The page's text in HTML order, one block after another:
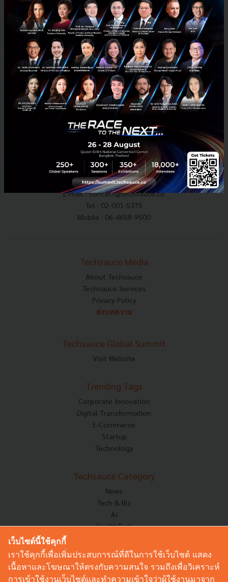
สาระจาก WWDC2022 : Apple ลงลึกอุตสาหกรรมยานยนต์
กับบทบาทผู้ผลิต CarOS
การประกาศ The Next Generatio of CarPlay ของ Apple ถือเป็นการ
อัพเกรดซอฟต์แวร์ครั้งสำคัญนอกเหนือจาก OS ในอุปกรณ์เดิมไปสู่อุตสาห
กรรมอื่นๆ ที่แตกต่างออกไป เป็นไปได้หรือไม่ว่าการลงลึกใน...
มิถุนายน 8, 2022 | ByPimchaya Pamornpol
News Tech & Biz WWDC CarOS IOS16 apple
E-mail :contact@techsauce.co
Tel : 02-001-5375
Mobile : 06-4658-9500
Techsauce Media
About Techsauce
Techsauce Services
Privacy Policy
ส่งบทความ
Techsauce Global Summit
Visit Website
Trending Tags
Corporate Innovation
Digital Transformation
E-Commerce
Startup
Technology
Techsauce Category
News
Tech & Biz
AI
HealthTech
Corp Innov
Saucy Thoughts
Based On
เว็บไซต์นี้ใช้คุกกี้
เราใช้คุกกี้เพื่อเพิ่มประสบการณ์ที่ดีในการใช้เว็บไซต์ แสดง
เนื้อหาและโฆษณาให้ตรงกับความสนใจ รวมถึงเพื่อวิเคราะห์
การเข้าใช้งานเว็บไซต์และทำความเข้าใจว่าผู้ใช้งานมาจาก